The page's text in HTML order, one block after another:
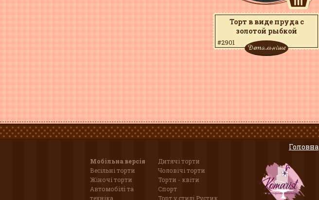
Торт в виде пруда с
золотой рыбкой
#2901
Детальніше
Головна
Мобільна версія
Дитячі торти
Весільні торти
Чоловічі торти
Жіночі торти
Торти - квіти
Автомобілі та
техніка
Спорт
Торт у стилі Рустик